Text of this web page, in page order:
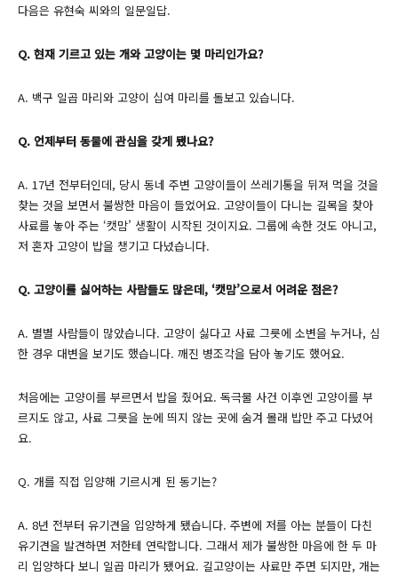
다음은 유현숙 씨와의 일문일답.
Q. 현재 기르고 있는 개와 고양이는 몇 마리인가요?
A. 백구 일곱 마리와 고양이 십여 마리를 돌보고 있습니다.
Q. 언제부터 동물에 관심을 갖게 됐나요?
A. 17년 전부터인데, 당시 동네 주변 고양이들이 쓰레기통을 뒤져 먹을 것을
찾는 것을 보면서 불쌍한 마음이 들었어요. 고양이들이 다니는 길목을 찾아
사료를 놓아 주는 ‘캣맘’ 생활이 시작된 것이지요. 그룹에 속한 것도 아니고,
저 혼자 고양이 밥을 챙기고 다녔습니다.
Q. 고양이를 싫어하는 사람들도 많은데, ‘캣맘’으로서 어려운 점은?
A. 별별 사람들이 많았습니다. 고양이 싫다고 사료 그릇에 소변을 누거나, 심
한 경우 대변을 보기도 했습니다. 깨진 병조각을 담아 놓기도 했어요.
처음에는 고양이를 부르면서 밥을 줬어요. 독극물 사건 이후엔 고양이를 부
르지도 않고, 사료 그릇을 눈에 띄지 않는 곳에 숨겨 몰래 밥만 주고 다녔어
요.
Q. 개를 직접 입양해 기르시게 된 동기는?
A. 8년 전부터 유기견을 입양하게 됐습니다. 주변에 저를 아는 분들이 다친
유기견을 발견하면 저한테 연락합니다. 그래서 제가 불쌍한 마음에 한 두 마
리 입양하다 보니 일곱 마리가 됐어요. 길고양이는 사료만 주면 되지만, 개는